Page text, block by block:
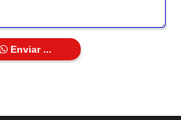
Enviar ...